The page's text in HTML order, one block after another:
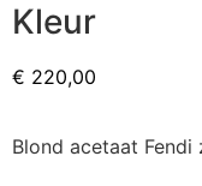
Kleur
€ 220,00
Blond acetaat